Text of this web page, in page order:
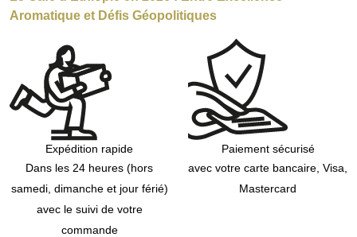
Aromatique et Défis Géopolitiques
Expédition rapide
Dans les 24 heures (hors
samedi, dimanche et jour férié)
avec le suivi de votre
commande
Paiement sécurisé
avec votre carte bancaire, Visa,
Mastercard